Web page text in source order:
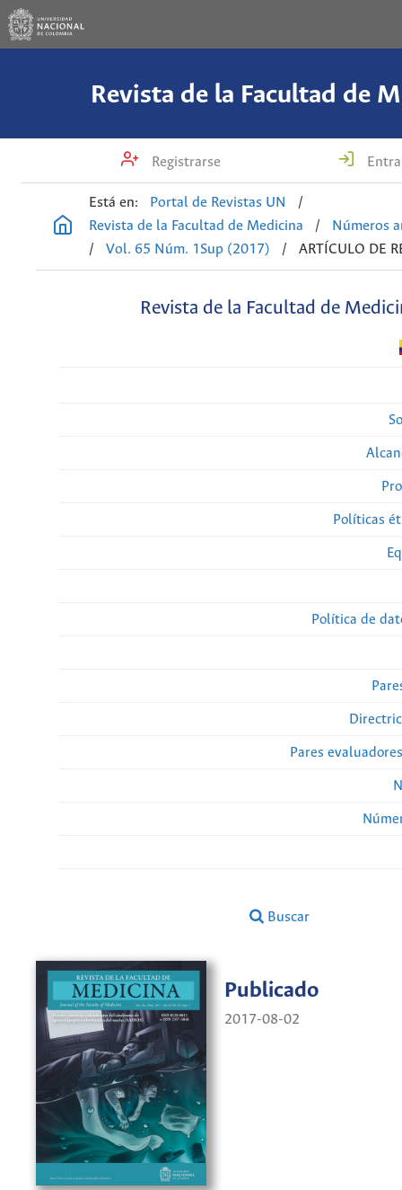
Revista de la Facultad de
Registrarse
Está en: Portal de Revistas UN
/
Revista de la Facultad de Medicina
/
Números
/
Vol. 65 Núm. 1Sup (2017) / ARTÍCULO DE
Revista de la Facultad de
Políticas
Política de
Pares
Buscar
Publicado
2017-08-02